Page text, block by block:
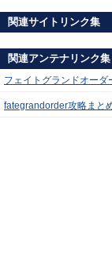
関連サイトリンク集
関連アンテナリンク集
フェイトグランドオーダ
fategrandorder攻略まと